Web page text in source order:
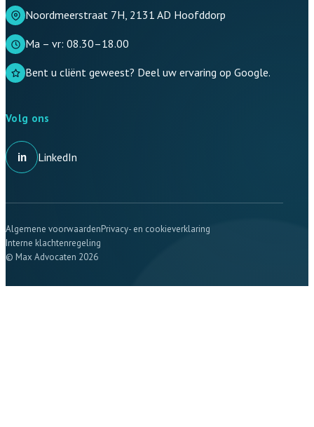
Noordmeerstraat 7H, 2131 AD Hoofddorp
Ma – vr: 08.30–18.00
Bent u cliënt geweest? Deel uw ervaring op Google.
Volg ons
in LinkedIn
Algemene voorwaardenPrivacy- en cookieverklaring
Interne klachtenregeling
© Max Advocaten 2026